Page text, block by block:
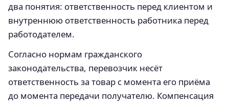
два понятия: ответственность перед клиентом и
внутреннюю ответственность работника перед
работодателем.
Согласно нормам гражданского
законодательства, перевозчик несёт
ответственность за товар с момента его приёма
до момента передачи получателю. Компенсация